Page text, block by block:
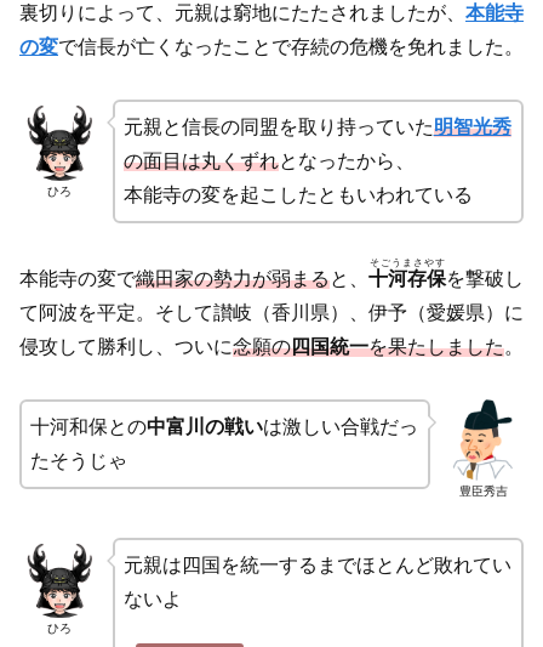
裏切りによって、元親は窮地にたたされましたが、 本能寺
の変で信長が亡くなったことで存続の危機を免れました。
ひろ
元親と信長の同盟を取り持っていた明智光秀
の面目は丸くずれとなったから、
本能寺の変を起こしたともいわれている
本能寺の変で織田家の勢力が弱まると、 十河存保
そごうまさやす
を撃破し
て阿波を平定。そして讃岐（香川県）、伊予（愛媛県）に
侵攻して勝利し、ついに念願の四国統一を果たしました。
豊臣秀吉
十河和保との中富川の戦いは激しい合戦だっ
たそうじゃ
ひろ
元親は四国を統一するまでほとんど敗れてい
ないよ